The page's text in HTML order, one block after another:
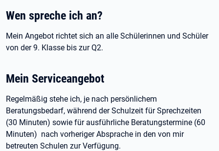
Wen spreche ich an?
Mein Angebot richtet sich an alle Schülerinnen und Schüler
von der 9. Klasse bis zur Q2.
Mein Serviceangebot
Regelmäßig stehe ich, je nach persönlichem
Beratungsbedarf, während der Schulzeit für Sprechzeiten
(30 Minuten) sowie für ausführliche Beratungstermine (60
Minuten) nach vorheriger Absprache in den von mir
betreuten Schulen zur Verfügung.